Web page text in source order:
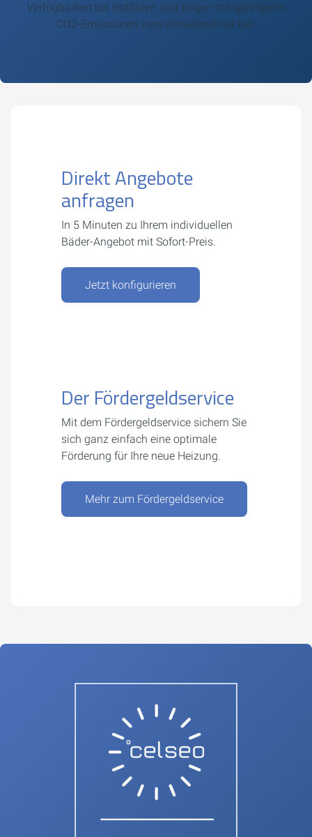
Verfügbarkeit bei Notfällen und tragen mit geringeren
CO2-Emissionen zum Umweltschutz bei.
Direkt Angebote
anfragen
In 5 Minuten zu Ihrem individuellen
Bäder-Angebot mit Sofort-Preis.
Jetzt konfigurieren
Der Fördergeldservice
Mit dem Fördergeldservice sichern Sie
sich ganz einfach eine optimale
Förderung für Ihre neue Heizung.
Mehr zum Fördergeldservice